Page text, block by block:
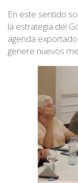
En este sentido
la estrategia del
agenda
genere nuevos